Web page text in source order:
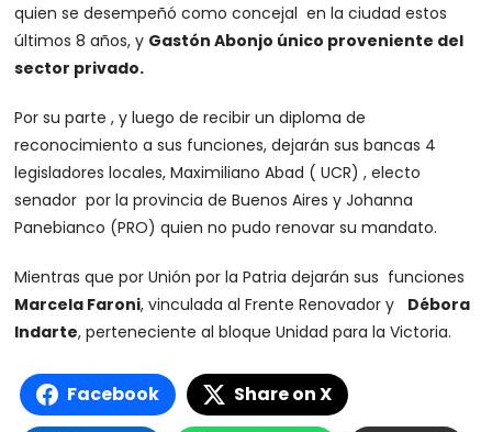
quien se desempeñó como concejal en la ciudad estos
últimos 8 años, y Gastón Abonjo único proveniente del
sector privado.
Por su parte , y luego de recibir un diploma de
reconocimiento a sus funciones, dejarán sus bancas 4
legisladores locales, Maximiliano Abad ( UCR) , electo
senador por la provincia de Buenos Aires y Johanna
Panebianco (PRO) quien no pudo renovar su mandato.
Mientras que por Unión por la Patria dejarán sus funciones
Marcela Faroni, vinculada al Frente Renovador y Débora
Indarte, perteneciente al bloque Unidad para la Victoria.
Facebook Share on X